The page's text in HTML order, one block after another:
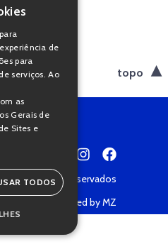
topo
os direitos reservados
Powered by MZ
PORTUGUESE
de
para
serviços. Ao
as
Gerais de
Sites e
TODOS